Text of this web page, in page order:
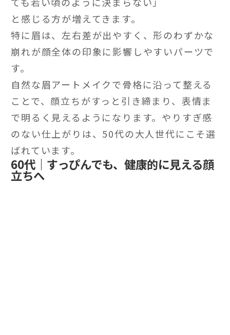
と感じる方が増えてきます。
特に眉は、左右差が出やすく、形のわずかな
崩れが顔全体の印象に影響しやすいパーツで
す。
自然な眉アートメイクで骨格に沿って整える
ことで、顔立ちがすっと引き締まり、表情ま
で明るく見えるようになります。やりすぎ感
のない仕上がりは、50代の大人世代にこそ選
ばれています。
60代｜すっぴんでも、健康的に見える顔
立ちへ